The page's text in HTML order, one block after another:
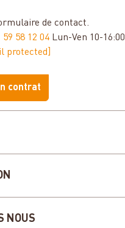
NOUS
de contact.
59 58 12 04 Lun-Ven 10-16:00
protected]
contrat